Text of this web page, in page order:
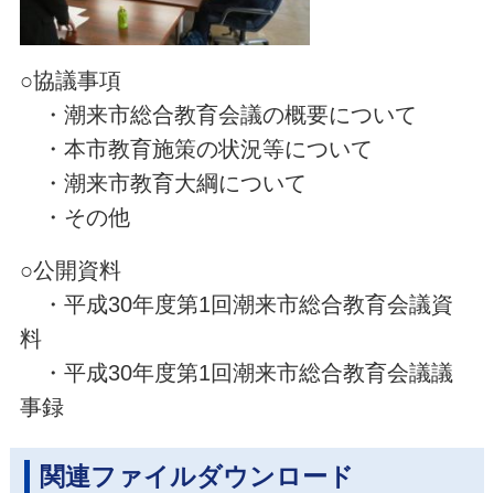
○協議事項
・潮来市総合教育会議の概要について
・本市教育施策の状況等について
・潮来市教育大綱について
・その他
○公開資料
・平成30年度第1回潮来市総合教育会議資
料
・平成30年度第1回潮来市総合教育会議議
事録
関連ファイルダウンロード